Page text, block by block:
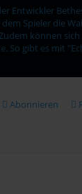
Entwickler
Spieler die
können sich
So gibt es mit
Abonnieren